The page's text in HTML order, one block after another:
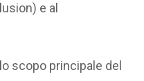
e al
scopo principale del